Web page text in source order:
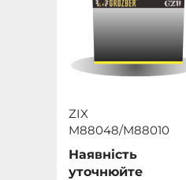
ZIX
M88048/M88010
Наявність
уточнюйте